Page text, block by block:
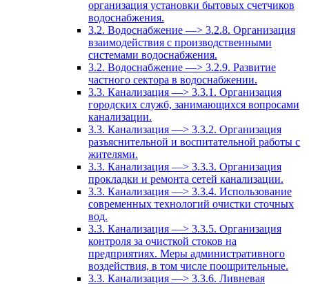
организация установки бытовых счетчиков
водоснабжения.
3.2. Водоснабжение —> 3.2.8. Организация
взаимодействия с производственными
системами водоснабжения.
3.2. Водоснабжение —> 3.2.9. Развитие
частного сектора в водоснабжении.
3.3. Канализация —> 3.3.1. Организация
городских служб, занимающихся вопросами
канализации.
3.3. Канализация —> 3.3.2. Организация
разъяснительной и воспитательной работы с
жителями.
3.3. Канализация —> 3.3.3. Организация
прокладки и ремонта сетей канализации.
3.3. Канализация —> 3.3.4. Использование
современных технологий очистки сточных
вод.
3.3. Канализация —> 3.3.5. Организация
контроля за очисткой стоков на
предприятиях. Меры административного
воздействия, в том числе поощрительные.
3.3. Канализация —> 3.3.6. Ливневая